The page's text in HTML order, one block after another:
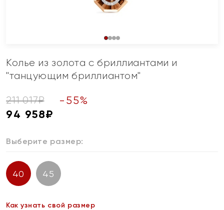
Колье из золота с бриллиантами и
"танцующим бриллиантом"
211 017₽ - 55%
94 958₽
Выберите размер:
40 45
Как узнать свой размер